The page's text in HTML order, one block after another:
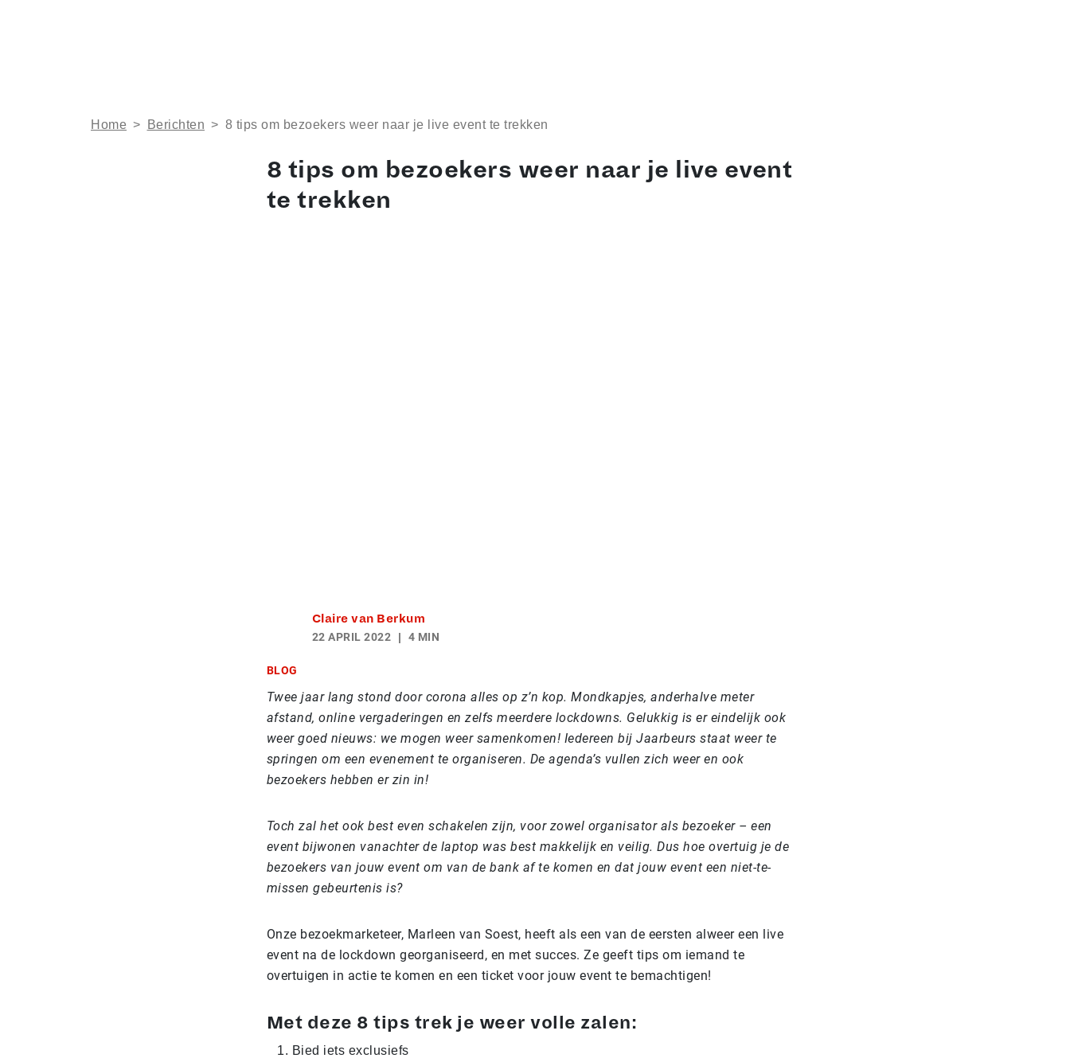
Home > Berichten > 8 tips om bezoekers weer naar je live event te trekken
8 tips om bezoekers weer naar je live event
te trekken
Claire van Berkum
22 APRIL 2022
4 MIN
BLOG
Twee jaar lang stond door corona alles op z’n kop. Mondkapjes, anderhalve meter
afstand, online vergaderingen en zelfs meerdere lockdowns. Gelukkig is er eindelijk ook
weer goed nieuws: we mogen weer samenkomen! Iedereen bij Jaarbeurs staat weer te
springen om een evenement te organiseren. De agenda’s vullen zich weer en ook
bezoekers hebben er zin in!
Toch zal het ook best even schakelen zijn, voor zowel organisator als bezoeker – een
event bijwonen vanachter de laptop was best makkelijk en veilig. Dus hoe overtuig je de
bezoekers van jouw event om van de bank af te komen en dat jouw event een niet-te-
missen gebeurtenis is?
Onze bezoekmarketeer, Marleen van Soest, heeft als een van de eersten alweer een live
event na de lockdown georganiseerd, en met succes. Ze geeft tips om iemand te
overtuigen in actie te komen en een ticket voor jouw event te bemachtigen!
Met deze 8 tips trek je weer volle zalen:
Bied iets exclusiefs